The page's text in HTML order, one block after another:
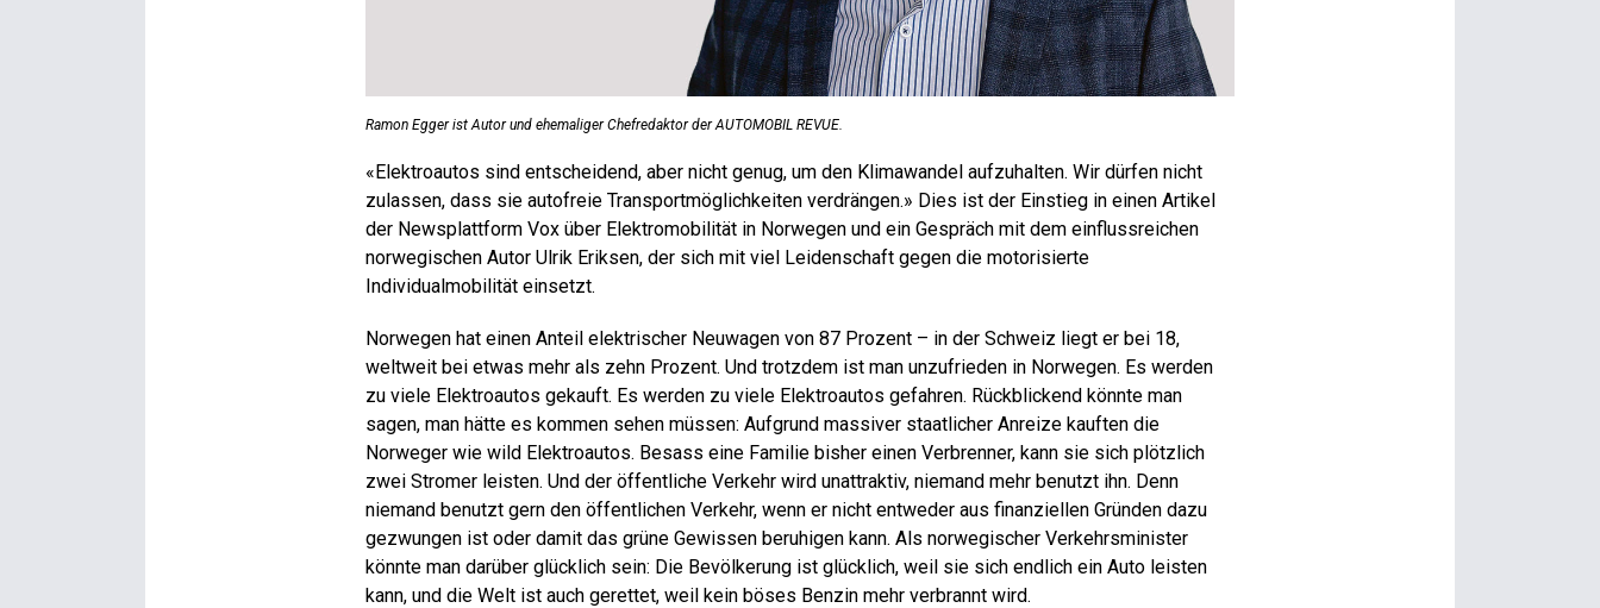
Ramon Egger ist Autor und ehemaliger Chefredaktor der AUTOMOBIL REVUE.
«Elektroautos sind entscheidend, aber nicht genug, um den Klimawandel aufzuhalten. Wir dürfen nicht
zulassen, dass sie autofreie Transportmöglichkeiten verdrängen.» Dies ist der Einstieg in einen Artikel
der Newsplattform Vox über Elektromobilität in Norwegen und ein Gespräch mit dem einflussreichen
norwegischen Autor Ulrik Eriksen, der sich mit viel Leidenschaft gegen die motorisierte
Individualmobilität einsetzt.
Norwegen hat einen Anteil elektrischer Neuwagen von 87 Prozent – in der Schweiz liegt er bei 18,
weltweit bei etwas mehr als zehn Prozent. Und trotzdem ist man unzufrieden in Norwegen. Es werden
zu viele Elektroautos gekauft. Es werden zu viele Elektroautos gefahren. Rückblickend könnte man
sagen, man hätte es kommen sehen müssen: Aufgrund massiver staatlicher Anreize kauften die
Norweger wie wild Elektroautos. Besass eine Familie bisher einen Verbrenner, kann sie sich plötzlich
zwei Stromer leisten. Und der öffentliche Verkehr wird unattraktiv, niemand mehr benutzt ihn. Denn
niemand benutzt gern den öffentlichen Verkehr, wenn er nicht entweder aus finanziellen Gründen dazu
gezwungen ist oder damit das grüne Gewissen beruhigen kann. Als norwegischer Verkehrsminister
könnte man darüber glücklich sein: Die Bevölkerung ist glücklich, weil sie sich endlich ein Auto leisten
kann, und die Welt ist auch gerettet, weil kein böses Benzin mehr verbrannt wird.